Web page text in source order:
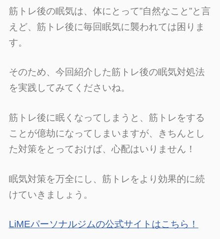
筋トレ後の眠気は、体にとって”自然なこと”と言
えど、筋トレ後に毎回眠気に襲われては困りま
す。
そのため、今回紹介した筋トレ後の眠気対処法
を実践してみてくださいね。
筋トレ後に眠くなってしまうと、筋トレをする
ことが億劫になってしまいますが、きちんとし
た対策をとっておけば、心配はいりません！
眠気対策を万全にし、筋トレをより効果的に続
けていきましょう。
LiMEパーソナルジムの公式サイトはこちら！